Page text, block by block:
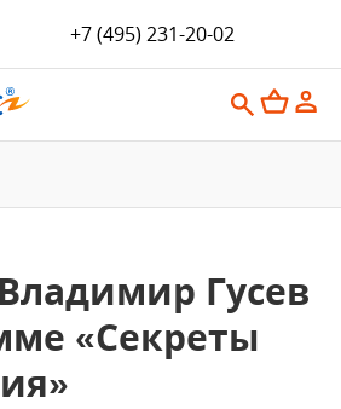
+7 (495) 231-20-02
Гусев
«Секреты